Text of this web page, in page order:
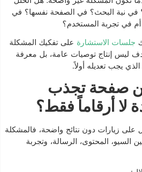
في نية البحث؟ في الصفحة نفسها؟ في
في تجربة المستخدم؟
جلسات الاستشارةعلى تفكيك المشكلة
ليس إنتاج توصيات عامة، بل معرفة
يجب تعديله أولاً.
صفحة تجذب
لا أرقاماً فقط؟
زيارات دون نتائج واضحة، فالمشكلة
السيو، المحتوى، الرسالة، وتجربة